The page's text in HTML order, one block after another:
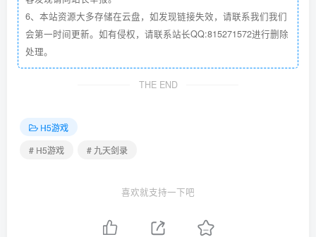
6、本站资源大多存储在云盘，如发现链接失效，请联系我们我们
会第一时间更新。如有侵权，请联系站长QQ:815271572进行删除
处理。
THE END
H5游戏
# H5游戏
# 九天剑录
喜欢就支持一下吧